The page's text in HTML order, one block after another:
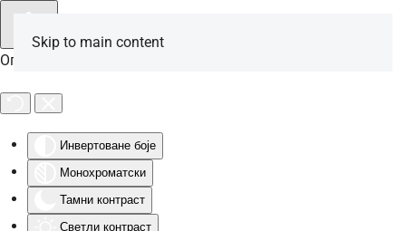
Опције за особе са инвалидитетом
Инвертоване боје
Монохроматски
Тамни контраст
Светли контраст
Skip to main content